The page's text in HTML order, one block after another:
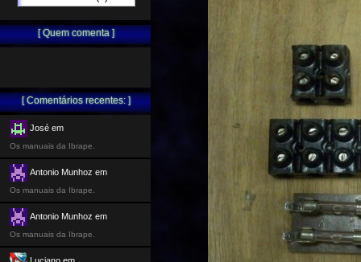
[ Quem comenta ]
[ Comentários recentes: ]
José em
Os manuais da Ibrape.
Antonio Munhoz em
Os manuais da Ibrape.
Antonio Munhoz em
Os manuais da Ibrape.